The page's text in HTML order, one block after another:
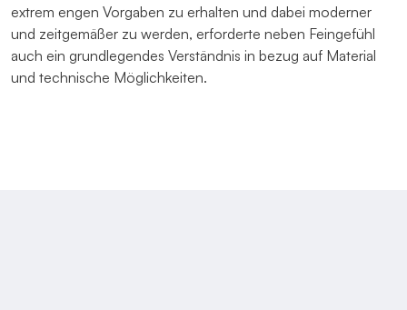
extrem engen Vorgaben zu erhalten und dabei moderner
und zeitgemäßer zu werden, erforderte neben Feingefühl
auch ein grundlegendes Verständnis in bezug auf Material
und technische Möglichkeiten.